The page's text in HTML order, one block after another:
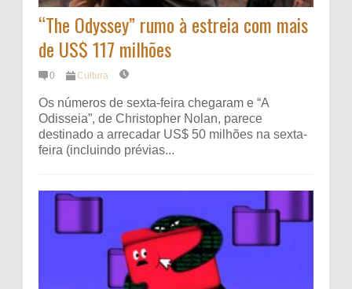
“The Odyssey” rumo à estreia com mais
de US$ 117 milhões
0 Cultura
Os números de sexta-feira chegaram e “A
Odisseia”, de Christopher Nolan, parece
destinado a arrecadar US$ 50 milhões na sexta-
feira (incluindo prévias...